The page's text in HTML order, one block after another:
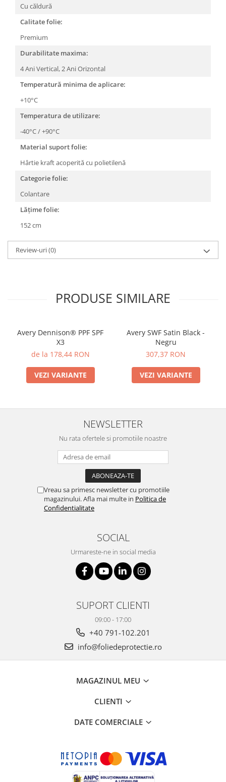
Cu căldură
Calitate folie:
Premium
Durabilitate maxima:
4 Ani Vertical, 2 Ani Orizontal
Temperatură minima de aplicare:
+10°C
Temperatura de utilizare:
-40°C / +90°C
Material suport folie:
Hârtie kraft acoperită cu polietilenă
Categorie folie:
Colantare
Lățime folie:
152 cm
Review-uri(0)
PRODUSE SIMILARE
Avery Dennison® PPF SPF
X3
de la 178,44 RON
VEZI VARIANTE
Avery SWF Satin Black -
Negru
307,37 RON
VEZI VARIANTE
NEWSLETTER
Nu rata ofertele si promotiile noastre
Vreau sa primesc newsletter cu promotiile
magazinului. Afla mai multe in Politica de
Confidentialitate
SOCIAL
Urmareste-ne in social media
SUPORT CLIENTI
09:00 - 17:00
+40 791-102.201
info@foliedeprotectie.ro
MAGAZINUL MEU
CLIENTI
DATE COMERCIALE